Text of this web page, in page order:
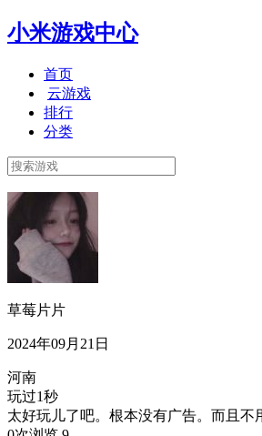
小米游戏中心
首页
云游戏
排行
分类
草莓片片
2024年09月21日
河南
玩过1秒
太好玩儿了吧。根本没有广告。而且